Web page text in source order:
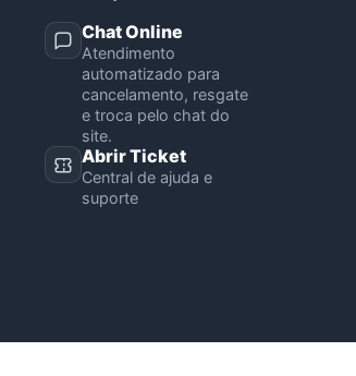
Chat Online
Atendimento
automatizado para
cancelamento, resgate
e troca pelo chat do
site.
Abrir Ticket
Central de ajuda e
suporte